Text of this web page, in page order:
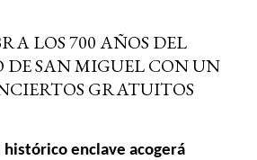
LOS 700 AÑOS DEL
DE SAN MIGUEL CON UN
GRATUITOS
histórico enclave acogerá